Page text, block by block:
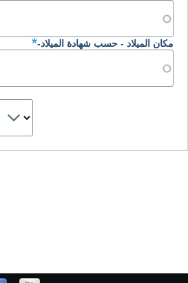
مكان الميلاد - حسب شهادة الميلاد-